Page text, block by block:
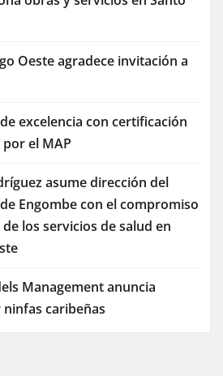
Oeste agradece invitación a
excelencia con certificación
el MAP
asume dirección del
Engombe con el compromiso
los servicios de salud en
Management anuncia
caribeñas